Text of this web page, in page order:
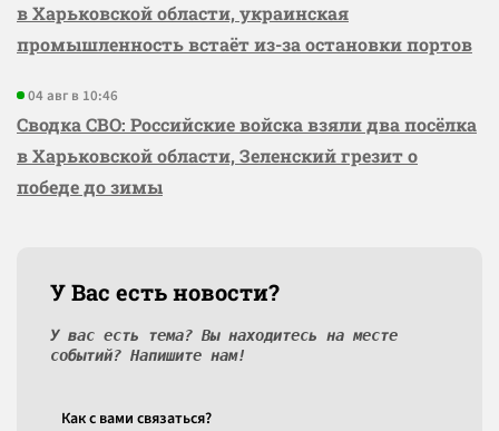
в Харьковской области, украинская
промышленность встаёт из-за остановки портов
04 авг в 10:46
Сводка СВО: Российские войска взяли два посёлка
в Харьковской области, Зеленский грезит о
победе до зимы
У Вас есть новости?
У вас есть тема? Вы находитесь на месте
событий? Напишите нам!
Как c вами связаться?